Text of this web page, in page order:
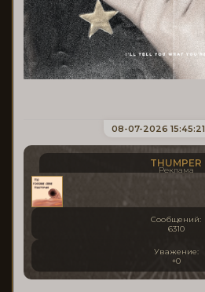
08-07-2026 15:45:21
THUMPER
Реклама
Сообщений:
6310
Уважение:
+0